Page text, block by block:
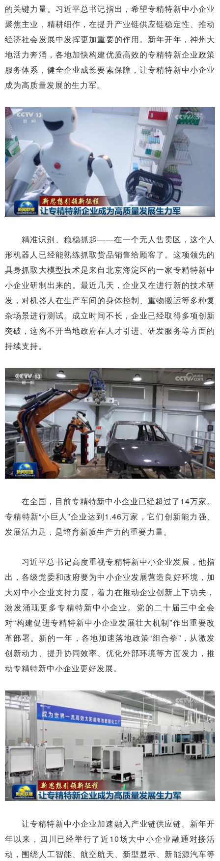
的关键力量。习近平总书记指出，希望专精特新中小企业
聚焦主业，精耕细作，在提升产业链供应链稳定性、推动
经济社会发展中发挥更加重要的作用。新年开年，神州大
地活力奔涌，各地加快构建优质高效的专精特新企业政策
服务体系，健全企业成长要素保障，让专精特新中小企业
成为高质量发展的生力军。
精准识别、稳稳抓起——在一个无人售卖区，这个人
形机器人已经能熟练抓取货品销售给顾客了。这项领先的
具身抓取大模型技术是来自北京海淀区的一家专精特新中
小企业研制出来的。最近几天，企业又在进行新的技术研
发，对机器人在生产车间的身体控制、重物搬运等多种复
杂场景进行测试。成立时间不长，企业已经取得多项创新
突破，这离不开当地政府在人才引进、研发服务等方面的
持续支持。
在全国，目前专精特新中小企业已经超过了14万家。
专精特新“小巨人”企业达到1.46万家，它们创新能力强、
发展活力足，是培育新质生产力的重要力量。
习近平总书记高度重视专精特新中小企业发展，他指
出，各级党委和政府要为中小企业发展营造良好环境，加
大对中小企业支持力度，着力在推动企业创新上下功夫，
激发涌现更多专精特新中小企业。党的二十届三中全会
对“构建促进专精特新中小企业发展壮大机制”作出重要改
革部署。新的一年，各地加速落地政策“组合拳”，从激发
创新动力、提升协同效率、优化外部环境等方面发力，推
动专精特新中小企业更好发展。
让专精特新中小企业加速融入产业链供应链。新年开
年以来，四川已经举行了近10场大中小企业融通对接活
动，围绕人工智能、航空航天、新型显示、新能源汽车等